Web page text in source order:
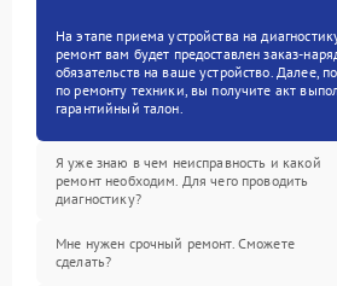
На этапе приема устройства на
ремонт вам будет предоставлен заказ-
обязательств на ваше устройство. Далее,
по ремонту техники, вы получите акт
гарантийный талон.
Я уже знаю в чем неисправность и какой
ремонт необходим. Для чего проводить
диагностику?
Мне нужен срочный ремонт. Сможете
сделать?